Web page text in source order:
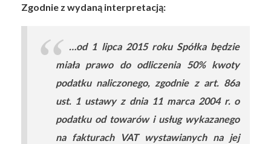
Zgodnie z wydaną interpretacją:
…od 1 lipca 2015 roku Spółka będzie
miała prawo do odliczenia 50% kwoty
podatku naliczonego, zgodnie z art. 86a
ust. 1 ustawy z dnia 11 marca 2004 r. o
podatku od towarów i usług wykazanego
na fakturach VAT wystawianych na jej